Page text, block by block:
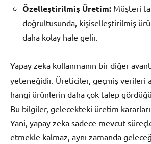
Özelleştirilmiş Üretim: Müşteri
doğrultusunda, kişiselleştirilmiş
daha kolay hale gelir.
Yapay zeka kullanmanın bir diğer
yeteneğidir. Üreticiler, geçmiş verileri
hangi ürünlerin daha çok talep
Bu bilgiler, gelecekteki üretim
Yani, yapay zeka sadece mevcut
etmekle kalmaz, aynı zamanda